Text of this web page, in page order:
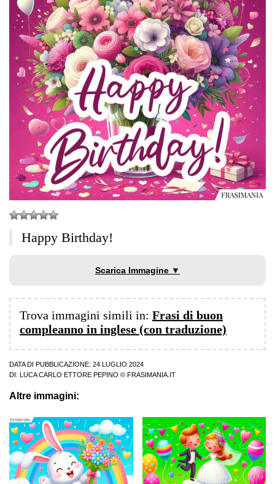
Happy Birthday!
Scarica Immagine ▼
Trova immagini simili in: Frasi di buon
compleanno in inglese (con traduzione)
DATA DI PUBBLICAZIONE: 24 LUGLIO 2024
DI:
LUCA CARLO ETTORE PEPINO © FRASIMANIA.IT
Altre immagini: